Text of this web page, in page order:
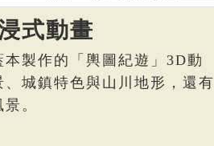
式動畫
製作的「輿圖紀遊」3D動
城鎮特色與山川地形，還有
。